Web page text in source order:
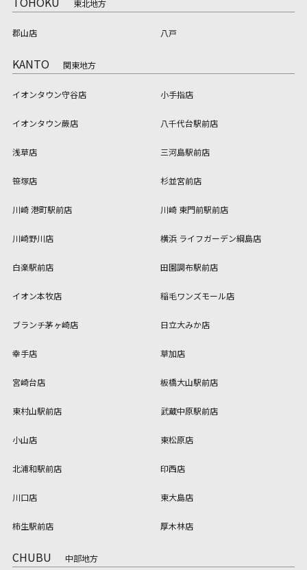
東北地方
郡山店 八戸
KANTO 関東地方
イオンタウン守谷店 小手指店
イオンタウン蕨店 八千代台駅前店
浅草店 三河島駅前店
笹塚店 杉並宮前店
川崎 港町駅前店 川崎 東門前駅前店
川崎野川店 横浜 ライフガーデン綱島店
白楽駅前店 田園調布駅前店
イオン本牧店 稲毛ワンズモール店
ブランチ茅ヶ崎店 日立大みか店
幸手店 草加店
宮崎台店 板橋大山駅前店
東村山駅前店 武蔵中原駅前店
小山店 東松原店
北浦和駅前店 印西店
川口店 東大島店
柿生駅前店 厚木林店
CHUBU 中部地方